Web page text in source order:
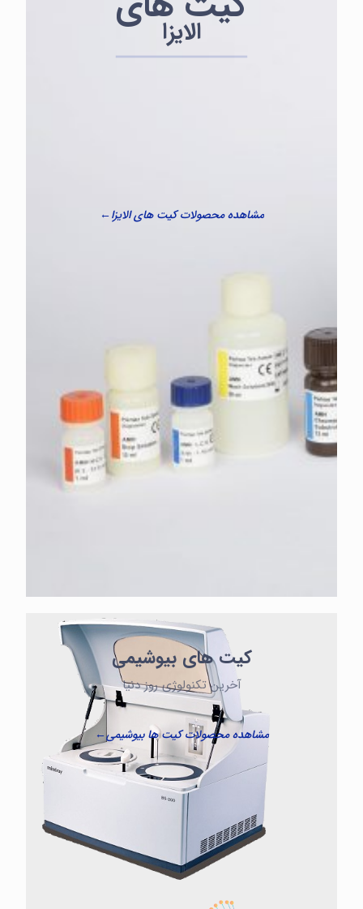
الایزا
مشاهده محصولات کیت های الایزا←
کیت های بیوشیمی
آخرین تکنولوژی روز دنیا
مشاهده محصولات کیت ها بیوشیمی←